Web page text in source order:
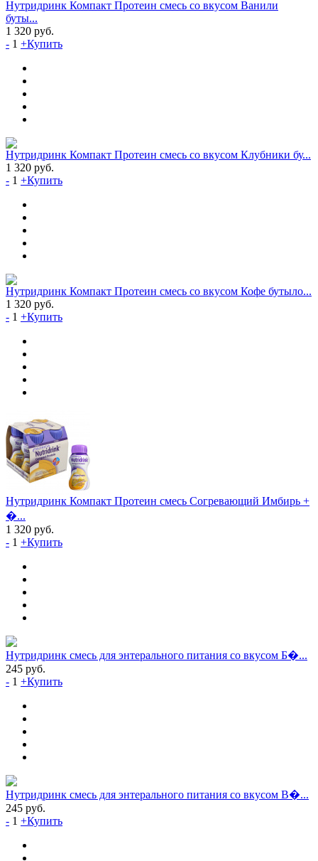
Нутридринк Компакт Протеин cмесь со вкусом Ванили
буты...
1 320 руб.
- 1 +Купить
Нутридринк Компакт Протеин cмесь со вкусом Клубники бу...
1 320 руб.
- 1 +Купить
Нутридринк Компакт Протеин cмесь со вкусом Кофе бутыло...
1 320 руб.
- 1 +Купить
Нутридринк Компакт Протеин cмесь Согревающий Имбирь +
�...
1 320 руб.
- 1 +Купить
Нутридринк смесь для энтерального питания со вкусом Б�...
245 руб.
- 1 +Купить
Нутридринк смесь для энтерального питания со вкусом В�...
245 руб.
- 1 +Купить